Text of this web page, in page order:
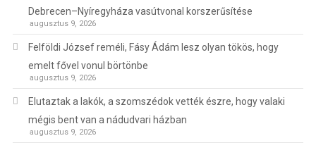
Debrecen–Nyíregyháza vasútvonal korszerűsítése
augusztus 9, 2026
Felföldi József reméli, Fásy Ádám lesz olyan tökös, hogy
emelt fővel vonul börtönbe
augusztus 9, 2026
Elutaztak a lakók, a szomszédok vették észre, hogy valaki
mégis bent van a nádudvari házban
augusztus 9, 2026